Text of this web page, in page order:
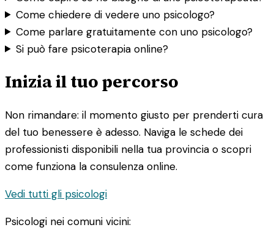
Come chiedere di vedere uno psicologo?
Come parlare gratuitamente con uno psicologo?
Si può fare psicoterapia online?
Inizia il tuo percorso
Non rimandare: il momento giusto per prenderti cura
del tuo benessere è adesso. Naviga le schede dei
professionisti disponibili nella tua provincia o scopri
come funziona la consulenza online.
Vedi tutti gli psicologi
Psicologi nei comuni vicini: